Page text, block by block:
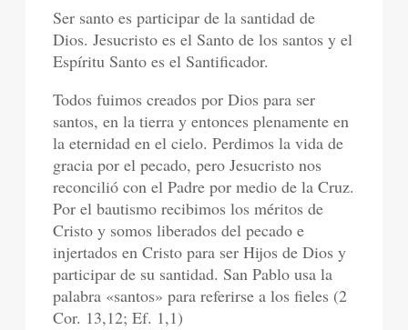
Ser santo es participar de la santidad de
Dios. Jesucristo es el Santo de los santos y el
Espíritu Santo es el Santificador.
Todos fuimos creados por Dios para ser
santos, en la tierra y entonces plenamente en
la eternidad en el cielo. Perdimos la vida de
gracia por el pecado, pero Jesucristo nos
reconcilió con el Padre por medio de la Cruz.
Por el bautismo recibimos los méritos de
Cristo y somos liberados del pecado e
injertados en Cristo para ser Hijos de Dios y
participar de su santidad. San Pablo usa la
palabra «santos» para referirse a los fieles (2
Cor. 13,12; Ef. 1,1)